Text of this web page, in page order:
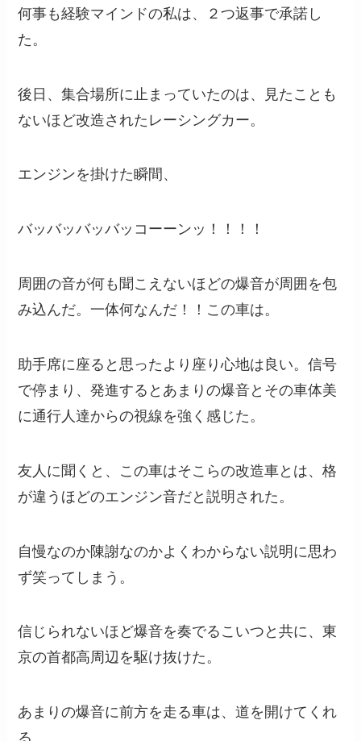
何事も経験マインドの私は、２つ返事で承諾し
た。
後日、集合場所に止まっていたのは、見たことも
ないほど改造されたレーシングカー。
エンジンを掛けた瞬間、
バッバッバッバッコーーンッ！！！！
周囲の音が何も聞こえないほどの爆音が周囲を包
み込んだ。一体何なんだ！！この車は。
助手席に座ると思ったより座り心地は良い。信号
で停まり、発進するとあまりの爆音とその車体美
に通行人達からの視線を強く感じた。
友人に聞くと、この車はそこらの改造車とは、格
が違うほどのエンジン音だと説明された。
自慢なのか陳謝なのかよくわからない説明に思わ
ず笑ってしまう。
信じられないほど爆音を奏でるこいつと共に、東
京の首都高周辺を駆け抜けた。
あまりの爆音に前方を走る車は、道を開けてくれ